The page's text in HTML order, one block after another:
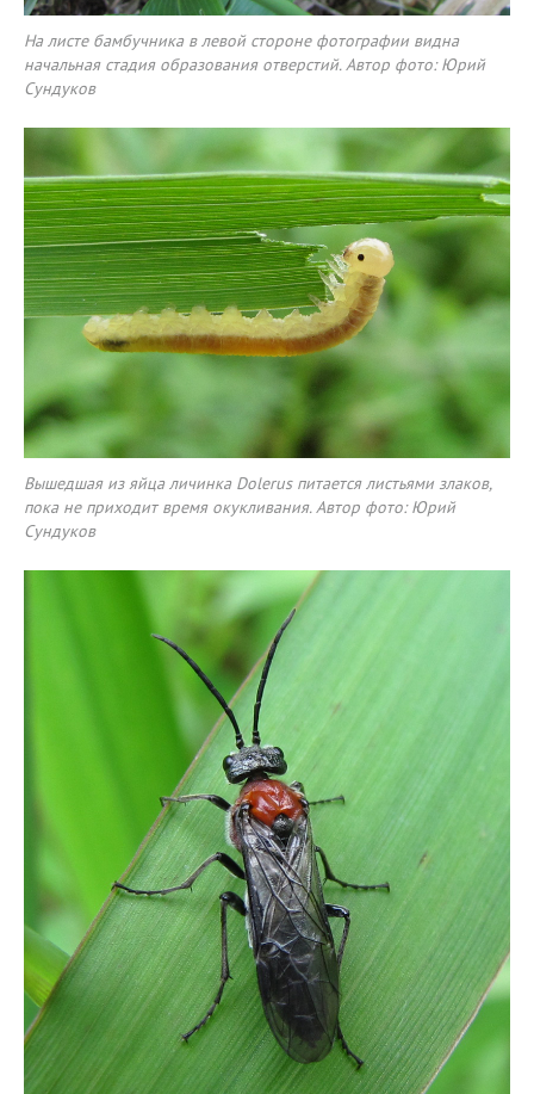
На листе бамбучника в левой стороне фотографии видна
начальная стадия образования отверстий. Автор фото: Юрий
Сундуков
Вышедшая из яйца личинка Dolerus питается листьями злаков,
пока не приходит время окукливания. Автор фото: Юрий
Сундуков